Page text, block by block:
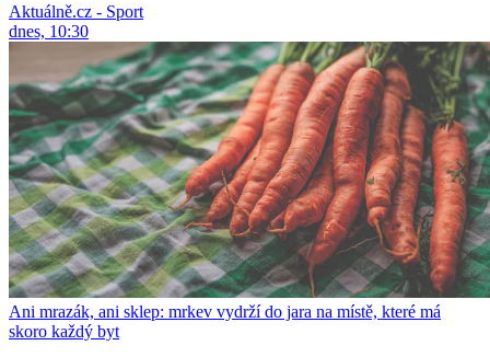
Aktuálně.cz - Sport
dnes, 10:30
Ani mrazák, ani sklep: mrkev vydrží do jara na místě, které má
skoro každý byt